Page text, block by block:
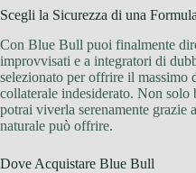
Scegli la Sicurezza di una
Con Blue Bull puoi finalmente
improvvisati e a integratori di
selezionato per offrire il massimo
collaterale indesiderato. Non solo
potrai viverla serenamente grazie
naturale può offrire.
Dove Acquistare Blue Bull